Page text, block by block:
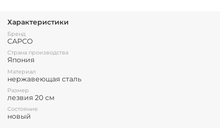
Характеристики
Бренд
CAPCO
Страна производства
Япония
Материал
нержавеющая сталь
Размер
лезвия 20 см
Состояние
новый